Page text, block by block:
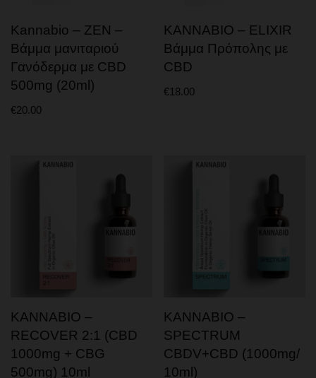
ΤΑΣΑΚΙΑ
ΚΑΠΝΟΘΗΚΕΣ
ΒΙΒΛΙΑ ΚΑΙ ΠΕΡΙΟΔΙΚΑ
Kannabio – ZEN –
Βάμμα μανιταριού
Γανόδερμα με CBD
500mg (20ml)
€20.00
KANNABIO – ELIXIR
Βάμμα Πρόπολης με
CBD
€18.00
KANNABIO –
RECOVER 2:1 (CBD
1000mg + CBG
500mg) 10ml
KANNABIO –
SPECTRUM
CBDV+CBD (1000mg/
10ml)